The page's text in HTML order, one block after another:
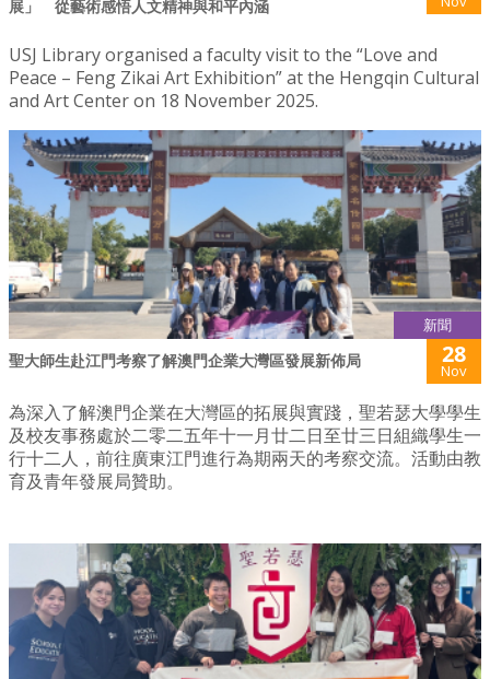
展」 從藝術感悟人文精神與和平內涵
USJ Library organised a faculty visit to the “Love and
Peace – Feng Zikai Art Exhibition” at the Hengqin Cultural
and Art Center on 18 November 2025.
新聞
聖大師生赴江門考察了解澳門企業大灣區發展新佈局 28
Nov
為深入了解澳門企業在大灣區的拓展與實踐，聖若瑟大學學生
及校友事務處於二零二五年十一月廿二日至廿三日組織學生一
行十二人，前往廣東江門進行為期兩天的考察交流。活動由教
育及青年發展局贊助。